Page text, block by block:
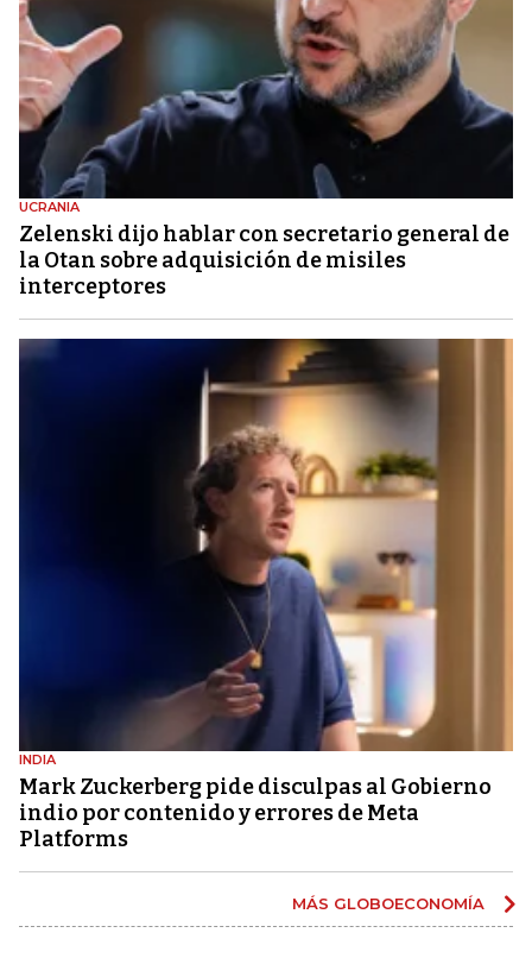
UCRANIA
Zelenski dijo hablar con secretario general de
la Otan sobre adquisición de misiles
interceptores
INDIA
Mark Zuckerberg pide disculpas al Gobierno
indio por contenido y errores de Meta
Platforms
MÁS GLOBOECONOMÍA